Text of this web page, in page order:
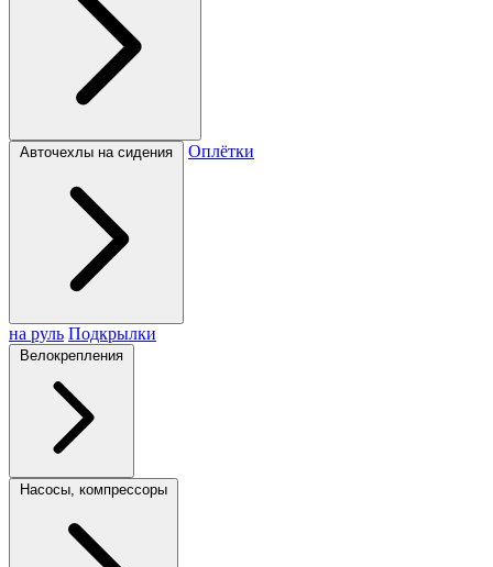
Авточехлы на сидения Оплётки
на руль Подкрылки
Велокрепления
Насосы, компрессоры